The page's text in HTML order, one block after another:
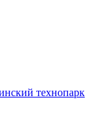
технопарк